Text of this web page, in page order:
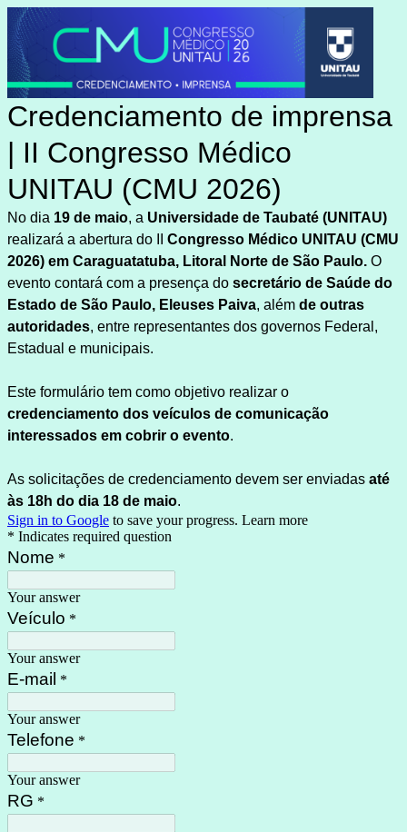
Credenciamento de imprensa
| II Congresso Médico
UNITAU (CMU 2026)
No dia 19 de maio, a Universidade de Taubaté (UNITAU)
realizará a abertura do II Congresso Médico UNITAU (CMU
2026) em Caraguatatuba, Litoral Norte de São Paulo. O
evento contará com a presença do secretário de Saúde do
Estado de São Paulo, Eleuses Paiva, além de outras
autoridades, entre representantes dos governos Federal,
Estadual e municipais.
Este formulário tem como objetivo realizar o
credenciamento dos veículos de comunicação
interessados em cobrir o evento.
As solicitações de credenciamento devem ser enviadas até
às 18h do dia 18 de maio.
Sign in to Google to save your progress. Learn more
* Indicates required question
Nome *
Your answer
Veículo *
Your answer
E-mail *
Your answer
Telefone *
Your answer
RG *